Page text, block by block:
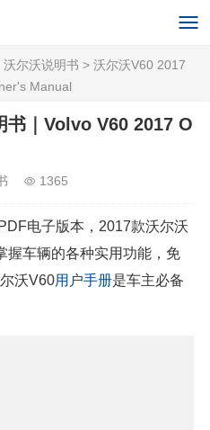
沃尔沃说明书 > 沃尔沃V60 2017
Manual
书｜Volvo V60 2017 O
1365
电子版本，2017款沃尔沃
握车辆的各种实用功能，免
沃V60用户手册是车主必备